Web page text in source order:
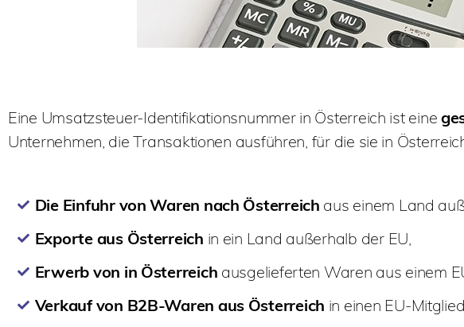
Eine Umsatzsteuer-Identifikationsnummer in Österreich ist eine
Unternehmen, die Transaktionen ausführen, für die sie in
Die Einfuhr von Waren nach Österreich aus einem Land
Exporte aus Österreich in ein Land außerhalb der EU,
Erwerb von in Österreich ausgelieferten Waren aus einem
Verkauf von B2B-Waren aus Österreich in einen EU-